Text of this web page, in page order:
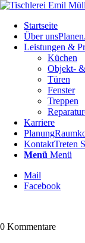
Startseite
Über uns
Leistungen &
Küchen
Objekt-
Türen
Fenster
Treppen
Karriere
Planung
KontaktTreten
Menü Menü
Mail
Facebook
0 Kommentare